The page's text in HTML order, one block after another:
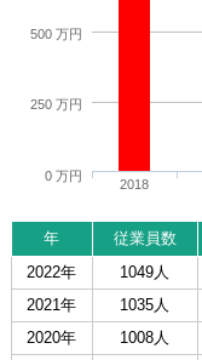
2018
0 万円
250 万円
500 万円
年 従業員数
2022年
1049人
2021年
1035人
2020年
1008人